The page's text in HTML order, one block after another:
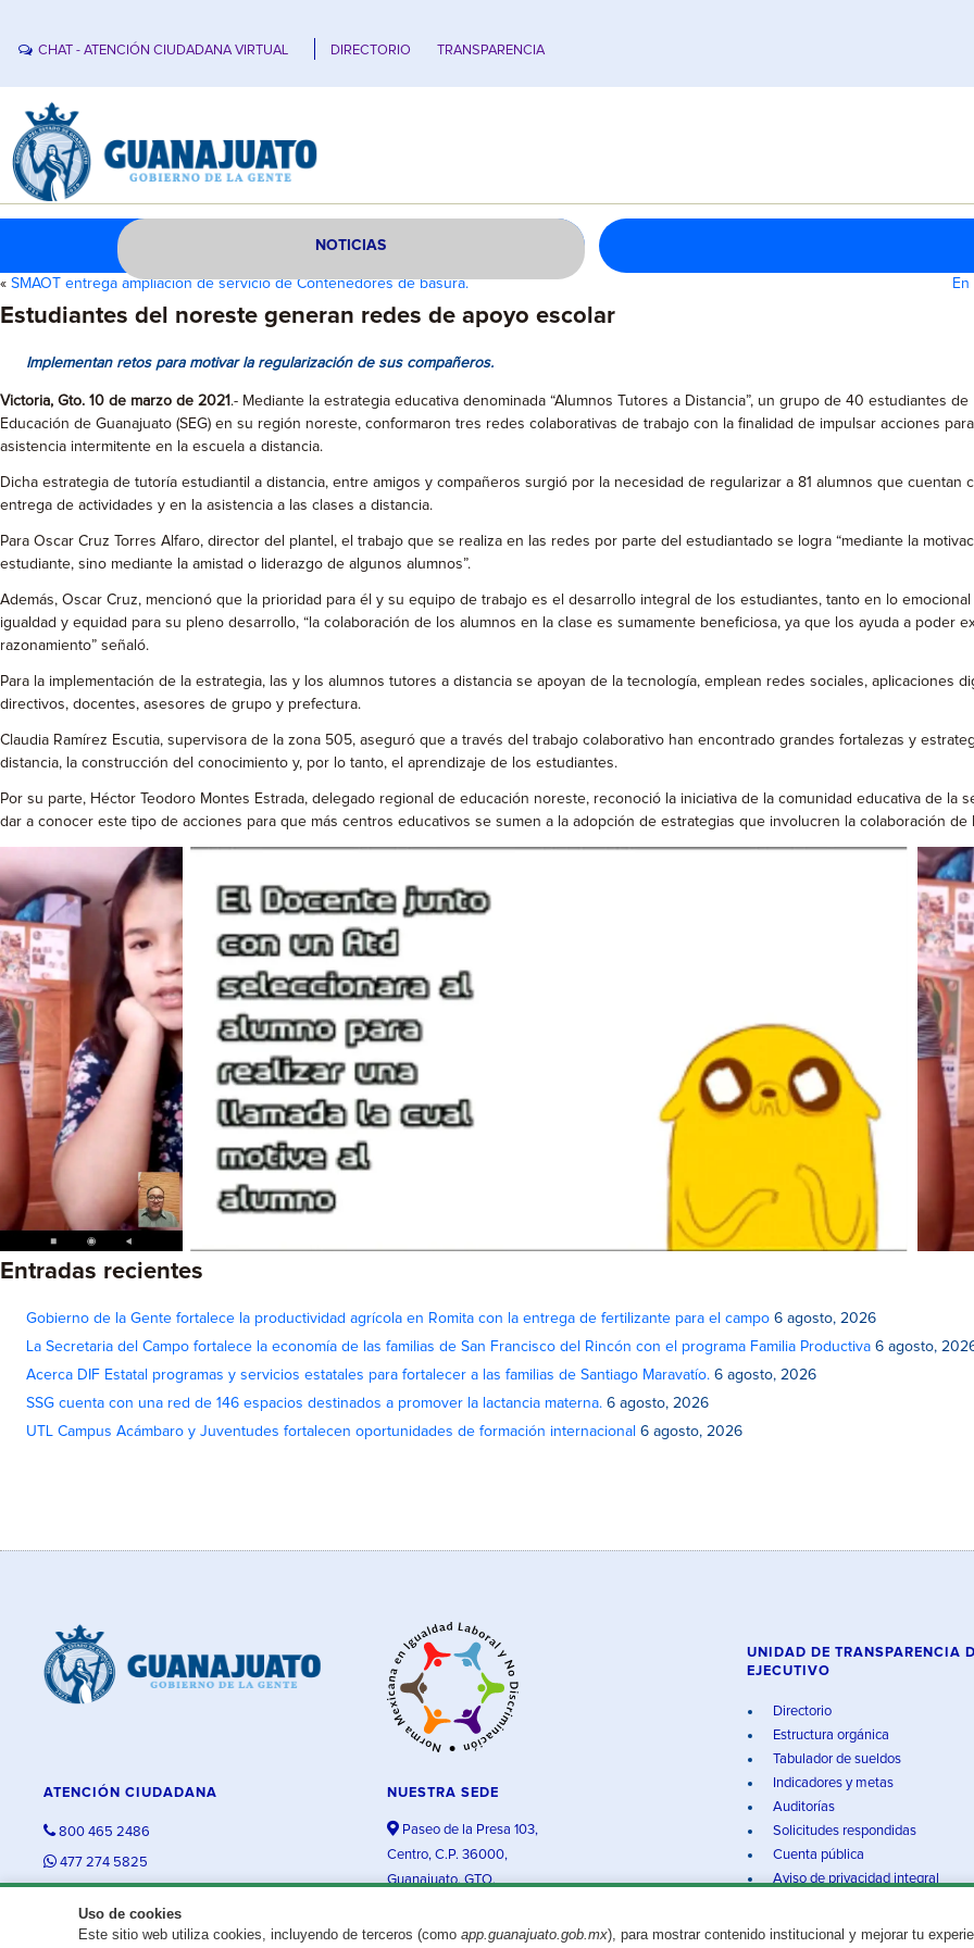
CHAT - ATENCIÓN CIUDADANA VIRTUAL DIRECTORIO TRANSPARENCIA
NOTICIAS
« SMAOT entrega ampliación de servicio de Contenedores de basura.
Estudiantes del noreste generan redes de apoyo escolar
Implementan retos para motivar la regularización de sus compañeros.
Victoria, Gto. 10 de marzo de 2021 .- Mediante la estrategia educativa denominada “Alumnos Tutores a Distancia”, un grupo de 40 estudiantes
Educación de Guanajuato (SEG) en su región noreste, conformaron tres redes colaborativas de trabajo con la finalidad de impulsar acciones
asistencia intermitente en la escuela a distancia.
Dicha estrategia de tutoría estudiantil a distancia, entre amigos y compañeros surgió por la necesidad de regularizar a 81 alumnos que
entrega de actividades y en la asistencia a las clases a distancia.
Para Oscar Cruz Torres Alfaro, director del plantel, el trabajo que se realiza en las redes por parte del estudiantado se logra “mediante la
estudiante, sino mediante la amistad o liderazgo de algunos alumnos”.
Además, Oscar Cruz, mencionó que la prioridad para él y su equipo de trabajo es el desarrollo integral de los estudiantes, tanto en lo
igualdad y equidad para su pleno desarrollo, “la colaboración de los alumnos en la clase es sumamente beneficiosa, ya que los ayuda a poder
razonamiento” señaló.
Para la implementación de la estrategia, las y los alumnos tutores a distancia se apoyan de la tecnología, emplean redes sociales, aplicaciones
directivos, docentes, asesores de grupo y prefectura.
Claudia Ramírez Escutia, supervisora de la zona 505, aseguró que a través del trabajo colaborativo han encontrado grandes fortalezas y
distancia, la construcción del conocimiento y, por lo tanto, el aprendizaje de los estudiantes.
Por su parte, Héctor Teodoro Montes Estrada, delegado regional de educación noreste, reconoció la iniciativa de la comunidad educativa de la
dar a conocer este tipo de acciones para que más centros educativos se sumen a la adopción de estrategias que involucren la colaboración
Entradas recientes
Gobierno de la Gente fortalece la productividad agrícola en Romita con la entrega de fertilizante para el campo 6 agosto, 2026
La Secretaria del Campo fortalece la economía de las familias de San Francisco del Rincón con el programa Familia Productiva 6 agosto,
Acerca DIF Estatal programas y servicios estatales para fortalecer a las familias de Santiago Maravatío. 6 agosto, 2026
SSG cuenta con una red de 146 espacios destinados a promover la lactancia materna. 6 agosto, 2026
UTL Campus Acámbaro y Juventudes fortalecen oportunidades de formación internacional 6 agosto, 2026
Uso de cookies
Este sitio web utiliza cookies, incluyendo de terceros (como app.guanajuato.gob.mx), para mostrar contenido institucional y mejorar tu
ATENCIÓN CIUDADANA
800 465 2486
477 274 5825
NUESTRA SEDE
Paseo de la Presa 103,
Centro, C.P. 36000,
Guanajuato, GTO.
UNIDAD DE TRANSPARENCIA
EJECUTIVO
Directorio
Estructura orgánica
Tabulador de sueldos
Indicadores y metas
Auditorías
Solicitudes respondidas
Cuenta pública
Aviso de privacidad integral
¿Existe algún problema con esta página?Repórtalo aquí. Aviso legal© 2025 Gobierno del Estado de Guanajuato